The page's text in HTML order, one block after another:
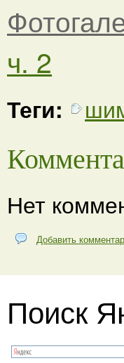
ч. 2
Теги:
Нет
Добавить
Поиск